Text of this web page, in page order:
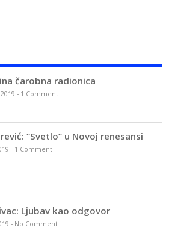
čarobna radionica
- 1 Comment
“Svetlo” u Novoj renesansi
- 1 Comment
Ljubav kao odgovor
- No Comment